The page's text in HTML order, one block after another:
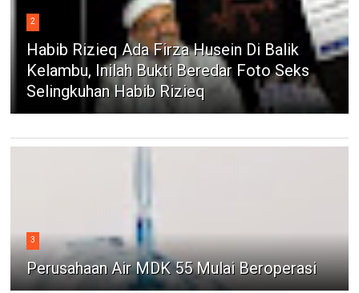
2
Habib Rizieq Ada Firza Husein Di Balik
Kelambu, Inilah Bukti Beredar Foto Seks
Selingkuhan Habib Rizieq
3
Perusahaan Air MDK 55 Mulai Beroperasi